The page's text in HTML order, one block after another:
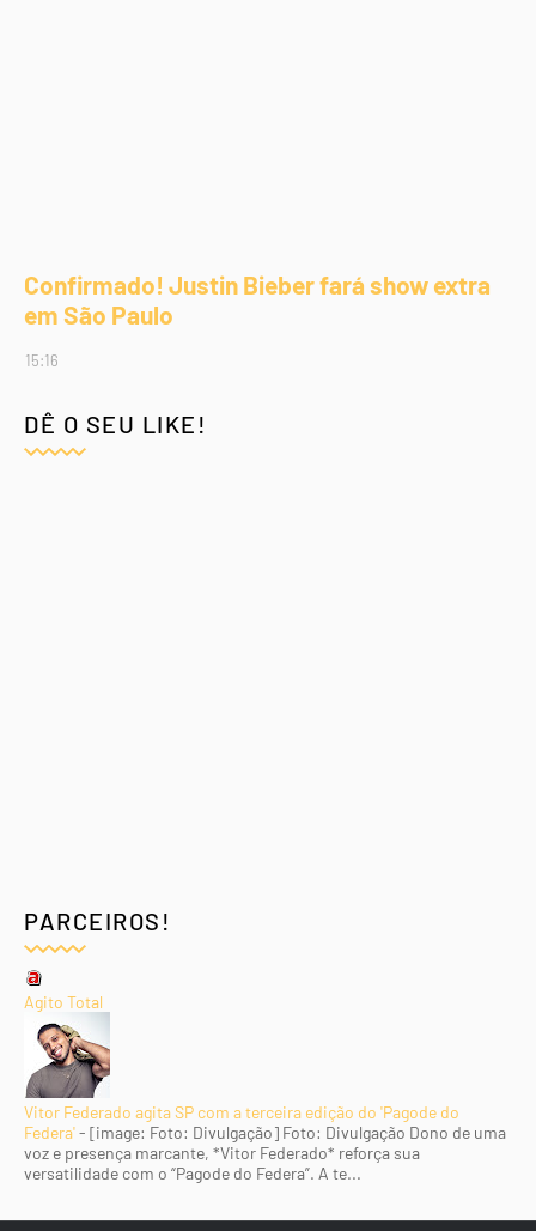
Confirmado! Justin Bieber fará show extra
em São Paulo
15:16
DÊ O SEU LIKE!
PARCEIROS!
Agito Total
Vitor Federado agita SP com a terceira edição do 'Pagode do
Federa'- [image: Foto: Divulgação] Foto: Divulgação Dono de uma
voz e presença marcante, *Vitor Federado* reforça sua
versatilidade com o “Pagode do Federa”. A te...